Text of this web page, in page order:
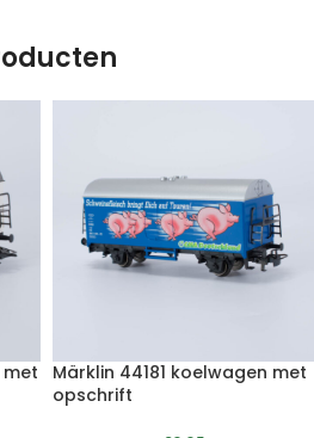
met
Märklin 44181 koelwagen met
opschrift